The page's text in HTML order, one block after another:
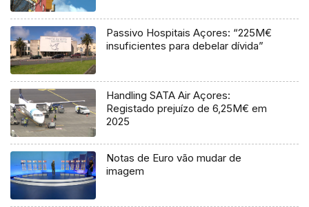
Passivo Hospitais Açores: “225M€
insuficientes para debelar dívida”
Handling SATA Air Açores:
Registado prejuízo de 6,25M€ em
2025
Notas de Euro vão mudar de
imagem